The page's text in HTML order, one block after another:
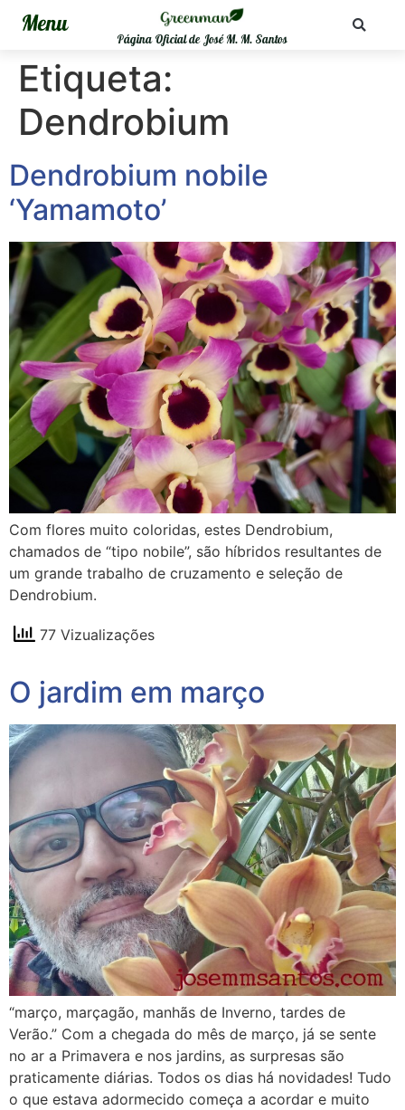
Página Oficial de José M. M. Santos
Etiqueta:
Dendrobium
Dendrobium nobile
‘Yamamoto’
Com flores muito coloridas, estes Dendrobium,
chamados de “tipo nobile”, são híbridos resultantes de
um grande trabalho de cruzamento e seleção de
Dendrobium.
77 Vizualizações
O jardim em março
“março, marçagão, manhãs de Inverno, tardes de
Verão.” Com a chegada do mês de março, já se sente
no ar a Primavera e nos jardins, as surpresas são
praticamente diárias. Todos os dias há novidades! Tudo
o que estava adormecido começa a acordar e muito